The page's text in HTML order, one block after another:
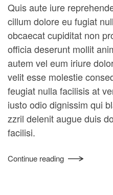
Quis aute iure
cillum dolore eu fugiat
obcaecat cupiditat non
officia deserunt mollit
autem vel eum iriure
velit esse molestie
feugiat nulla facilisis at
iusto odio dignissim qui
zzril delenit augue duis
facilisi.
Continue reading